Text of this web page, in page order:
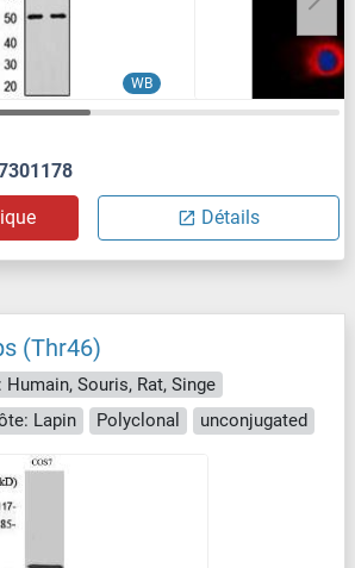
WB
Détails
(Thr46)
Humain, Souris, Rat, Singe
Lapin Polyclonal unconjugated